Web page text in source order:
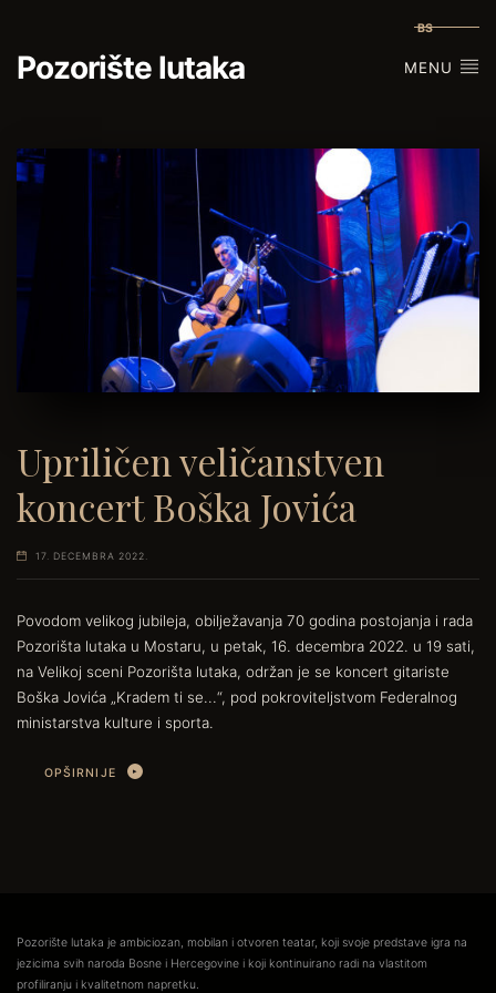
BS
Pozorište lutaka MENU
Upriličen veličanstven
koncert Boška Jovića
17. DECEMBRA 2022.
Povodom velikog jubileja, obilježavanja 70 godina postojanja i rada
Pozorišta lutaka u Mostaru, u petak, 16. decembra 2022. u 19 sati,
na Velikoj sceni Pozorišta lutaka, održan je se koncert gitariste
Boška Jovića „Kradem ti se...“, pod pokroviteljstvom Federalnog
ministarstva kulture i sporta.
OPŠIRNIJE
Pozorište lutaka je ambiciozan, mobilan i otvoren teatar, koji svoje predstave igra na
jezicima svih naroda Bosne i Hercegovine i koji kontinuirano radi na vlastitom
profiliranju i kvalitetnom napretku.